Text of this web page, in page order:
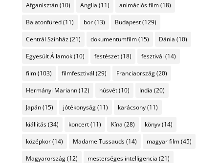
Afganisztán(10) Anglia (11) animációs film(18)
Balatonfüred(11) bor(13) Budapest(129)
Centrál Színház(21) dokumentumfilm(15) Dánia (10)
Egyesült Államok(10) festészet(18) fesztivál (14)
film(103) filmfesztivál (29) Franciaország(20)
Hermányi Mariann(12) húsvét(10) India (20)
Japán(15) jótékonyság(11) karácsony(11)
kiállítás(34) koncert(11) Kína (28) könyv(14)
középkor(14) Madame Tussauds(14) magyar film(45)
Magyarország(12) mesterséges intelligencia (21)